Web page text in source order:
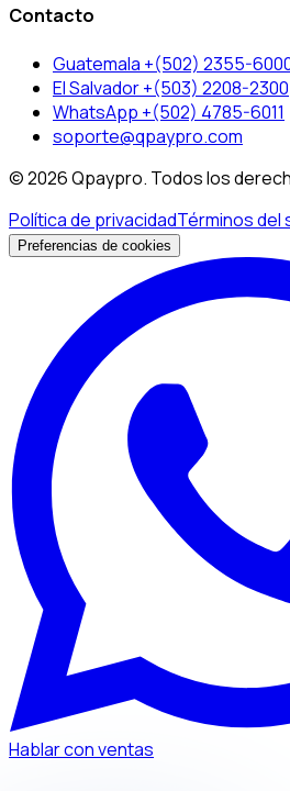
Contacto
Guatemala +(502) 2355-
El Salvador +(503) 2208-2300
WhatsApp +(502) 4785-6011
soporte@qpaypro.com
© 2026 Qpaypro. Todos los
Política de privacidadTérminos del
Preferencias de cookies
Hablar con ventas